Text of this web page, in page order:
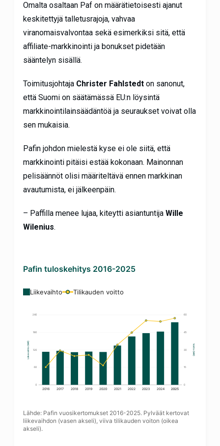
Omalta osaltaan Paf on määrätietoisesti ajanut
keskitettyjä talletusrajoja, vahvaa
viranomaisvalvontaa sekä esimerkiksi sitä, että
affiliate-markkinointi ja bonukset pidetään
sääntelyn sisällä.
Toimitusjohtaja Christer Fahlstedton sanonut,
että Suomi on säätämässä EU:n löysintä
markkinointilainsäädäntöä ja seuraukset voivat olla
sen mukaisia.
Pafin johdon mielestä kyse ei ole siitä, että
markkinointi pitäisi estää kokonaan. Mainonnan
pelisäännöt olisi määriteltävä ennen markkinan
avautumista, ei jälkeenpäin.
– Paffilla menee lujaa, kiteytti asiantuntija Wille
Wilenius.
Pafin tuloskehitys 2016-2025
Liikevaihto Tilikauden voitto
0
60
120
180
240
0
15
30
45
60
Liikevaihto (M€) Voitto (M€)
2016 2017 2018 2019 2020 2021 2022 2023 2024 2025
Lähde: Pafin vuosikertomukset 2016-2025. Pylväät kertovat
liikevaihdon (vasen akseli), viiva tilikauden voiton (oikea
akseli).